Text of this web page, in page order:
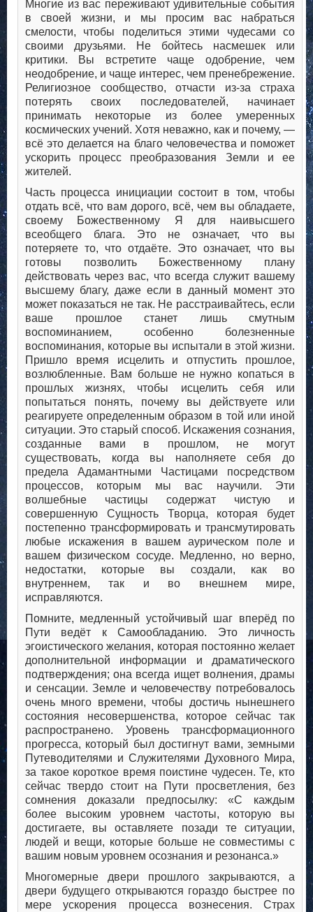
Многие из вас переживают удивительные события
в своей жизни, и мы просим вас набраться
смелости, чтобы поделиться этими чудесами со
своими друзьями. Не бойтесь насмешек или
критики. Вы встретите чаще одобрение, чем
неодобрение, и чаще интерес, чем пренебрежение.
Религиозное сообщество, отчасти из-за страха
потерять своих последователей, начинает
принимать некоторые из более умеренных
космических учений. Хотя неважно, как и почему, —
всё это делается на благо человечества и поможет
ускорить процесс преобразования Земли и ее
жителей.
Часть процесса инициации состоит в том, чтобы
отдать всё, что вам дорого, всё, чем вы обладаете,
своему Божественному Я для наивысшего
всеобщего блага. Это не означает, что вы
потеряете то, что отдаёте. Это означает, что вы
готовы позволить Божественному плану
действовать через вас, что всегда служит вашему
высшему благу, даже если в данный момент это
может показаться не так. Не расстраивайтесь, если
ваше прошлое станет лишь смутным
воспоминанием, особенно болезненные
воспоминания, которые вы испытали в этой жизни.
Пришло время исцелить и отпустить прошлое,
возлюбленные. Вам больше не нужно копаться в
прошлых жизнях, чтобы исцелить себя или
попытаться понять, почему вы действуете или
реагируете определенным образом в той или иной
ситуации. Это старый способ. Искажения сознания,
созданные вами в прошлом, не могут
существовать, когда вы наполняете себя до
предела Адамантными Частицами посредством
процессов, которым мы вас научили. Эти
волшебные частицы содержат чистую и
совершенную Сущность Творца, которая будет
постепенно трансформировать и трансмутировать
любые искажения в вашем аурическом поле и
вашем физическом сосуде. Медленно, но верно,
недостатки, которые вы создали, как во
внутреннем, так и во внешнем мире,
исправляются.
Помните, медленный устойчивый шаг вперёд по
Пути ведёт к Самообладанию. Это личность
эгоистического желания, которая постоянно желает
дополнительной информации и драматического
подтверждения; она всегда ищет волнения, драмы
и сенсации. Земле и человечеству потребовалось
очень много времени, чтобы достичь нынешнего
состояния несовершенства, которое сейчас так
распространено. Уровень трансформационного
прогресса, который был достигнут вами, земными
Путеводителями и Служителями Духовного Мира,
за такое короткое время поистине чудесен. Те, кто
сейчас твердо стоит на Пути просветления, без
сомнения доказали предпосылку: «С каждым
более высоким уровнем частоты, которую вы
достигаете, вы оставляете позади те ситуации,
людей и вещи, которые больше не совместимы с
вашим новым уровнем осознания и резонанса.»
Многомерные двери прошлого закрываются, а
двери будущего открываются гораздо быстрее по
мере ускорения процесса вознесения. Страх